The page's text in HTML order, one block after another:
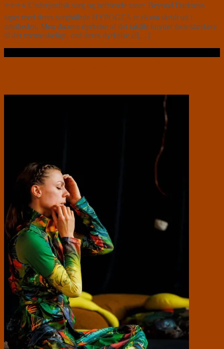
⭐⭐⭐⭐ Underjordisk sorg og befriende toner. Beyond Darkness
tager med deres sorgbillede HYPOGEA et ekstra skridt ud i
intetheden. Men duoens dyrkelse af det taktile knytter dem stærkere
til det menneskelige, end deres dyrkelse af[…]